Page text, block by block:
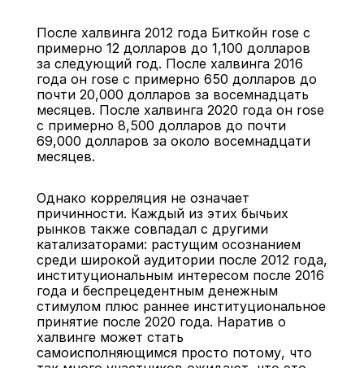
После халвинга 2012 года Биткойн rose с
примерно 12 долларов до 1,100 долларов
за следующий год. После халвинга 2016
года он rose с примерно 650 долларов до
почти 20,000 долларов за восемнадцать
месяцев. После халвинга 2020 года он rose
с примерно 8,500 долларов до почти
69,000 долларов за около восемнадцати
месяцев.
Однако корреляция не означает
причинности. Каждый из этих бычьих
рынков также совпадал с другими
катализаторами: растущим осознанием
среди широкой аудитории после 2012 года,
институциональным интересом после 2016
года и беспрецедентным денежным
стимулом плюс раннее институциональное
принятие после 2020 года. Наратив о
халвинге может стать
самоисполняющимся просто потому, что